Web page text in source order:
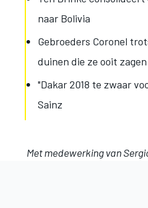
naar Bolivia
Gebroeders Coronel
duinen die ze ooit zagen
"Dakar 2018 te zwaar
Sainz
Met medewerking van